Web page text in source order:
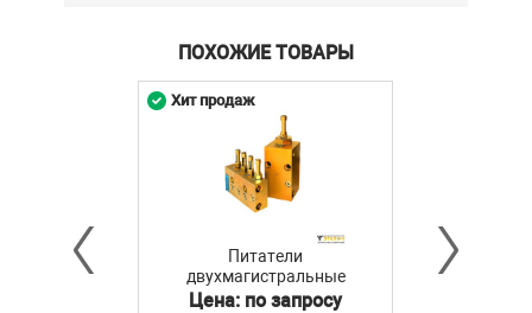
ПОХОЖИЕ ТОВАРЫ
Питатели
двухмагистральные
смазочные 2М-25-1
Цена: по запросу
Хит продаж